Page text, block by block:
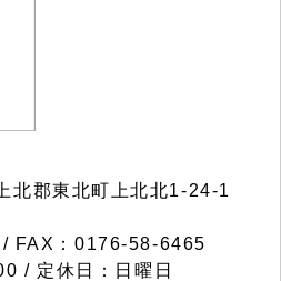
郡東北町上北北1-24-1
FAX：0176-58-6465
/ 定休日：日曜日